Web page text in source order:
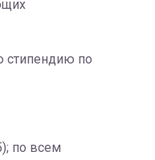
стипендию по
по всем